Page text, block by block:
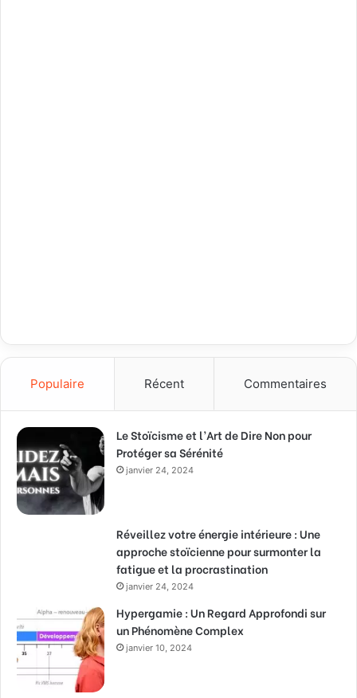
Populaire Récent Commentaires
Le Stoïcisme et l’Art de Dire Non pour
Protéger sa Sérénité
janvier 24, 2024
Réveillez votre énergie intérieure : Une
approche stoïcienne pour surmonter la
fatigue et la procrastination
janvier 24, 2024
Hypergamie : Un Regard Approfondi sur
un Phénomène Complex
janvier 10, 2024